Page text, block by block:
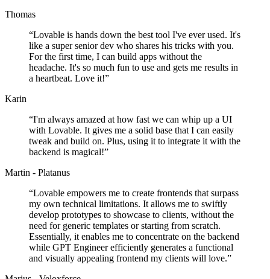
Thomas
“Lovable is hands down the best tool I've ever used. It's
like a super senior dev who shares his tricks with you.
For the first time, I can build apps without the
headache. It's so much fun to use and gets me results in
a heartbeat. Love it!”
Karin
“I'm always amazed at how fast we can whip up a UI
with Lovable. It gives me a solid base that I can easily
tweak and build on. Plus, using it to integrate it with the
backend is magical!”
Martin - Platanus
“Lovable empowers me to create frontends that surpass
my own technical limitations. It allows me to swiftly
develop prototypes to showcase to clients, without the
need for generic templates or starting from scratch.
Essentially, it enables me to concentrate on the backend
while GPT Engineer efficiently generates a functional
and visually appealing frontend my clients will love.”